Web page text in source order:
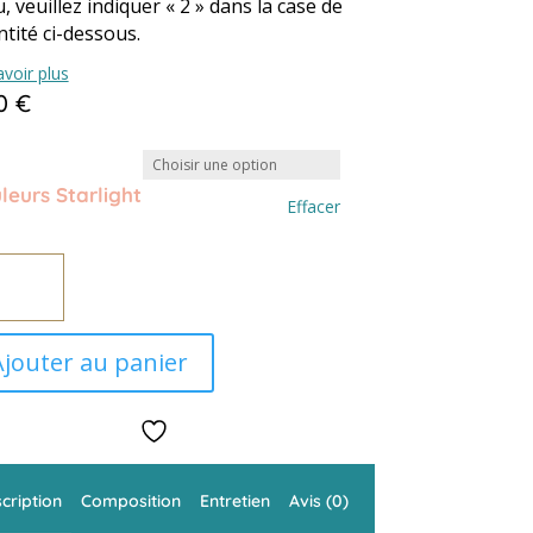
veuillez indiquer « 2 » dans la case de
ci-dessous.
plus
€
Starlight Effacer
au panier
Composition Entretien Avis (0)